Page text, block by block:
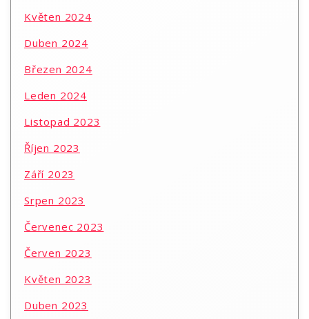
Květen 2024
Duben 2024
Březen 2024
Leden 2024
Listopad 2023
Říjen 2023
Září 2023
Srpen 2023
Červenec 2023
Červen 2023
Květen 2023
Duben 2023